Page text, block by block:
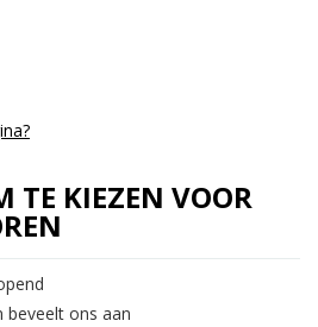
Ergonomisch ontwerp en
gebaande paden.
Suzuki's bewezen
klaar voor elk
TE KIEZEN VOOR
beveelt ons aan